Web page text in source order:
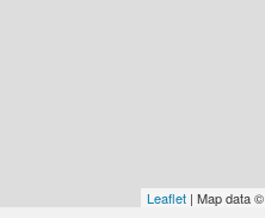
Leaflet | Map data ©